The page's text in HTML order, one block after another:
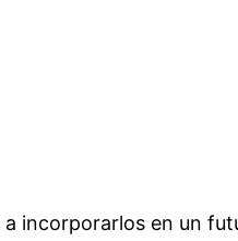
incorporarlos en un